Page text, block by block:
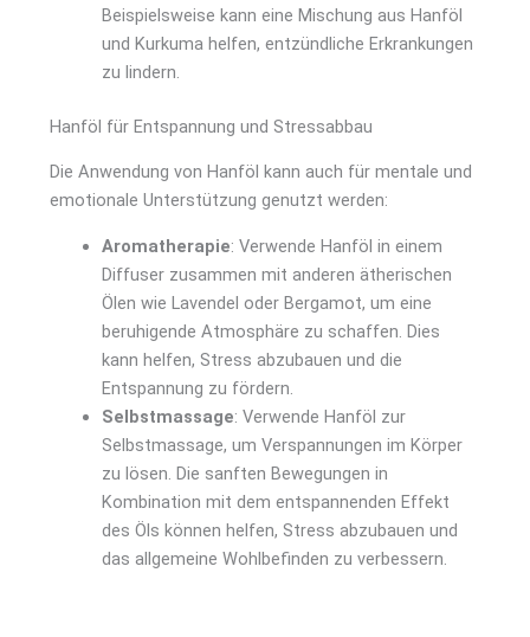
Beispielsweise kann eine Mischung aus Hanföl
und Kurkuma helfen, entzündliche Erkrankungen
zu lindern.
Hanföl für Entspannung und Stressabbau
Die Anwendung von Hanföl kann auch für mentale und
emotionale Unterstützung genutzt werden:
Aromatherapie: Verwende Hanföl in einem
Diffuser zusammen mit anderen ätherischen
Ölen wie Lavendel oder Bergamot, um eine
beruhigende Atmosphäre zu schaffen. Dies
kann helfen, Stress abzubauen und die
Entspannung zu fördern.
Selbstmassage: Verwende Hanföl zur
Selbstmassage, um Verspannungen im Körper
zu lösen. Die sanften Bewegungen in
Kombination mit dem entspannenden Effekt
des Öls können helfen, Stress abzubauen und
das allgemeine Wohlbefinden zu verbessern.